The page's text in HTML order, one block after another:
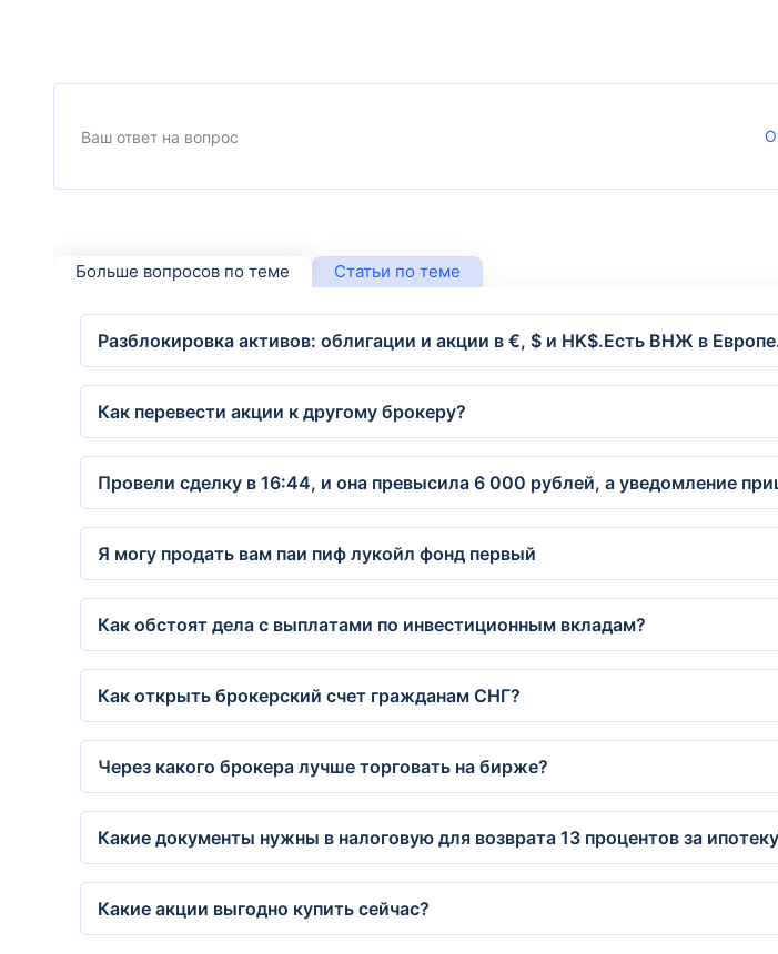
Больше вопросов по теме Статьи по теме
Разблокировка активов: облигации и акции в €, $ и HK$.Есть ВНЖ в
Как перевести акции к другому брокеру?
Провели сделку в 16:44, и она превысила 6 000 рублей, а уведомление
Я могу продать вам паи пиф лукойл фонд первый
Как обстоят дела с выплатами по инвестиционным вкладам?
Как открыть брокерский счет гражданам СНГ?
Через какого брокера лучше торговать на бирже?
Какие документы нужны в налоговую для возврата 13 процентов за
Какие акции выгодно купить сейчас?